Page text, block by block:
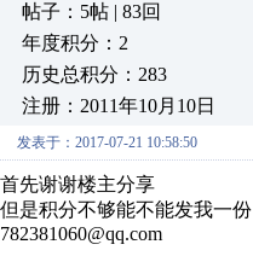
帖子：5帖 | 83回
年度积分：2
历史总积分：283
注册：2011年10月10日
发表于：2017-07-21 10:58:50
首先谢谢楼主分享
但是积分不够能不能发我一份
782381060@qq.com